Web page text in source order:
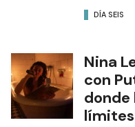
DÍA SEIS
Nina
con
donde
límites